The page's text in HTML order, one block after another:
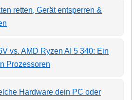
retten, Gerät entsperren &
vs. AMD Ryzen AI 5 340: Ein
Prozessoren
Hardware dein PC oder